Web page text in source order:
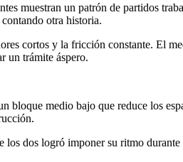
muestran un patrón de partidos
otra historia.
cortos y la fricción constante. El
un trámite áspero.
medio bajo que reduce los
dos logró imponer su ritmo